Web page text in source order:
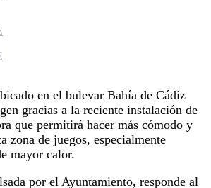
en el bulevar Bahía de Cádiz
gracias a la reciente instalación de
que permitirá hacer más cómodo y
zona de juegos, especialmente
mayor calor.
por el Ayuntamiento, responde al